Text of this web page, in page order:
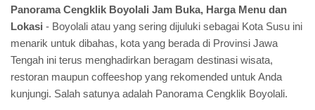
Panorama Cengklik Boyolali Jam Buka, Harga Menu dan
Lokasi - Boyolali atau yang sering dijuluki sebagai Kota Susu ini
menarik untuk dibahas, kota yang berada di Provinsi Jawa
Tengah ini terus menghadirkan beragam destinasi wisata,
restoran maupun coffeeshop yang rekomended untuk Anda
kunjungi. Salah satunya adalah Panorama Cengklik Boyolali.